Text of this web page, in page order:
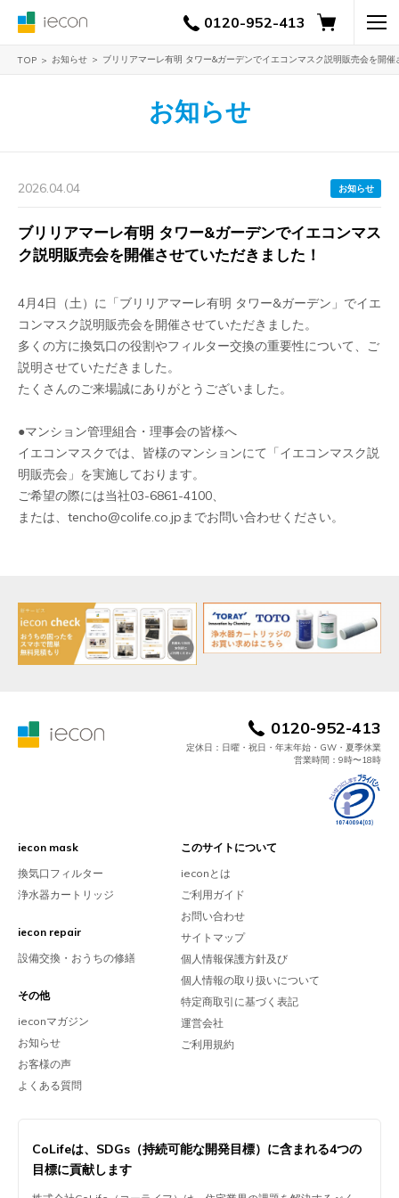
0120-952-413
TOP お知らせ ブリリアマーレ有明 タワー&ガーデンでイエコンマスク説明販売会を開
お知らせ
2026.04.04 お知らせ
ブリリアマーレ有明 タワー&ガーデンでイエコンマス
ク説明販売会を開催させていただきました！
4月4日（土）に「ブリリアマーレ有明 タワー&ガーデン」でイエ
コンマスク説明販売会を開催させていただきました。
多くの方に換気口の役割やフィルター交換の重要性について、ご
説明させていただきました。
たくさんのご来場誠にありがとうございました。
●マンション管理組合・理事会の皆様へ
イエコンマスクでは、皆様のマンションにて「イエコンマスク説
明販売会」を実施しております。
ご希望の際には当社03-6861-4100、
または、tencho@colife.co.jpまでお問い合わせください。
0120-952-413
定休日：日曜・祝日・年末年始・GW・夏季休業
営業時間：9時〜18時
iecon mask
換気口フィルター
浄水器カートリッジ
iecon repair
設備交換・おうちの修繕
その他
ieconマガジン
お知らせ
お客様の声
よくある質問
このサイトについて
ieconとは
ご利用ガイド
お問い合わせ
サイトマップ
個人情報保護方針及び
個人情報の取り扱いについて
特定商取引に基づく表記
運営会社
ご利用規約
CoLifeは、 SDGs（持続可能な開発目標）に含まれる4つの
目標に貢献します